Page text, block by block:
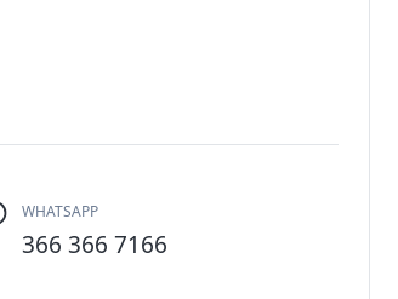
WHATSAPP
366 366 7166